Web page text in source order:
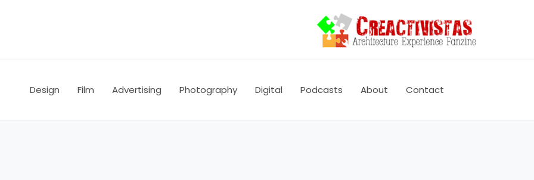
Design Film Advertising Photography Digital Podcasts About Contact